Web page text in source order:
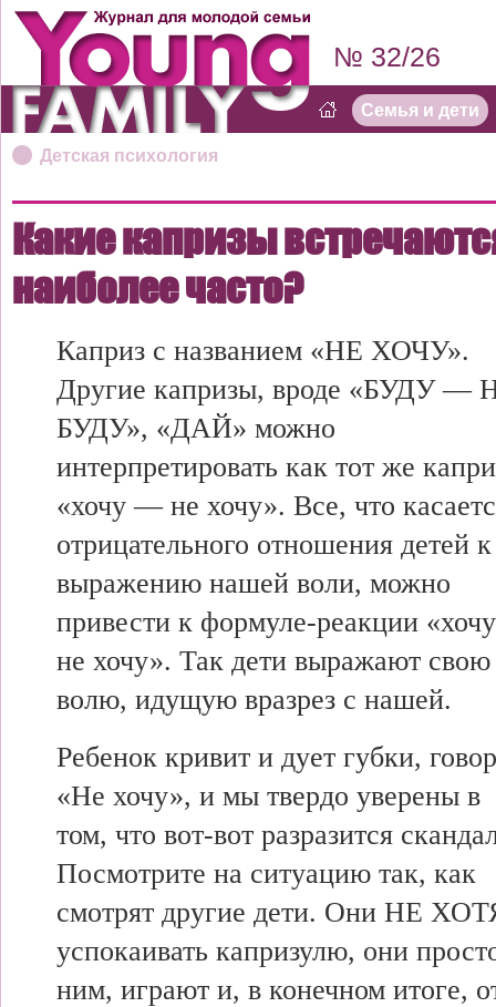
Детская психология
Какие капризы
наиболее часто?
Каприз с названием «НЕ ХОЧУ».
Другие капризы, вроде «БУДУ —
БУДУ», «ДАЙ» можно
интерпретировать как тот же
«хочу — не хочу». Все, что
отрицательного отношения детей к
выражению нашей воли, можно
привести к формуле-реакции
не хочу». Так дети выражают свою
волю, идущую вразрез с нашей.
Ребенок кривит и дует губки,
«Не хочу», и мы твердо уверены в
том, что вот-вот разразится
Посмотрите на ситуацию так, как
смотрят другие дети. Они НЕ
успокаивать капризулю, они
ним, играют и, в конечном итоге,
№ 32/26
Семья и дети